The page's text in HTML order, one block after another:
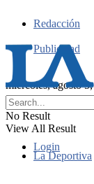
Redacción
Publicidad
miércoles, agosto
Login
No Result
View All Result
La Deportiva